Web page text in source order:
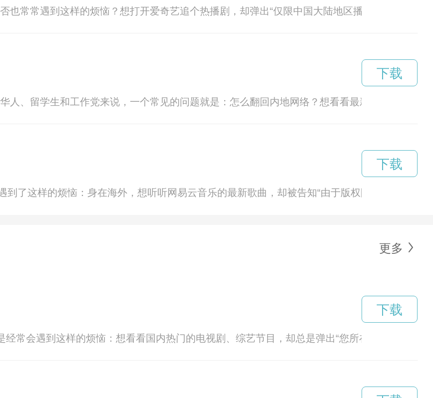
也常常遇到这样的烦恼？想打开爱奇艺追个热播剧，却弹出“仅限中国大陆地区播放”的提示
人、留学生和工作党来说，一个常见的问题就是：怎么翻回内地网络？想看看最新的国产剧
下载
到了这样的烦恼：身在海外，想听听网易云音乐的最新歌曲，却被告知“由于版权限制，该地
下载
更多
经常会遇到这样的烦恼：想看看国内热门的电视剧、综艺节目，却总是弹出“您所在的地区无
下载